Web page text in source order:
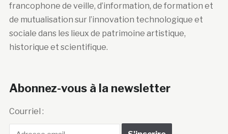
francophone de veille, d’information, de formation et
de mutualisation sur l’innovation technologique et
sociale dans les lieux de patrimoine artistique,
historique et scientifique.
Abonnez-vous à la newsletter
Courriel :